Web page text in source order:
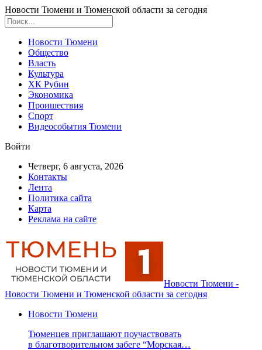
Новости Тюмени и Тюменской области за сегодня
Новости Тюмени
Общество
Власть
Культура
ХК Рубин
Экономика
Проишествия
Спорт
Видеособытия Тюмени
Войти
Четверг, 6 августа, 2026
Контакты
Лента
Политика сайта
Карта
Реклама на сайте
Новости Тюмени -
Новости Тюмени и Тюменской области за сегодня
Новости Тюмени
Тюменцев приглашают поучаствовать
в благотворительном забеге “Морская…